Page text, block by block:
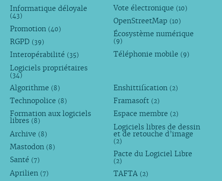
Informatique déloyale
(43)
Promotion (40)
RGPD (39)
Interopérabilité (35)
Logiciels propriétaires
(34)
Vote électronique (10)
OpenStreetMap (10)
Écosystème numérique
(9)
Téléphonie mobile (9)
Algorithme (8)
Technopolice (8)
Formation aux logiciels
libres (8)
Archive (8)
Mastodon (8)
Santé (7)
Aprilien (7)
Enshittification (2)
Framasoft (2)
Espace membre (2)
Logiciels libres de dessin
et de retouche d’image
(2)
Pacte du Logiciel Libre
(2)
TAFTA (2)